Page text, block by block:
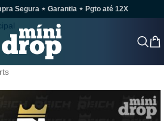
Segura ⋆ Garantia ⋆ Pgto até 12X